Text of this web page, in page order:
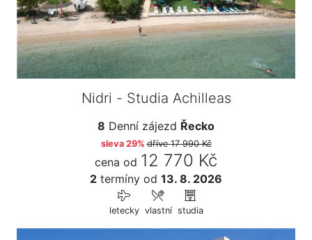
Nidri - Studia Achilleas
8 Denní zájezd Řecko
sleva 29% dříve17 990 Kč
cena od 12 770 Kč
2 termíny od 13. 8. 2026
letecky vlastní studia